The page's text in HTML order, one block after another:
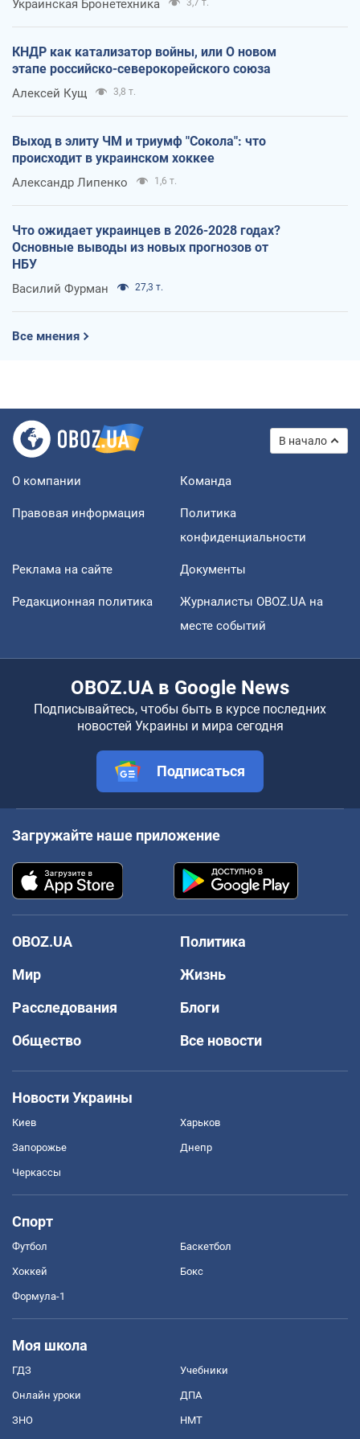
Украинская Бронетехника
КНДР как катализатор войны, или О новом
этапе российско-северокорейского союза
Алексей Кущ 3,8 т.
Выход в элиту ЧМ и триумф "Сокола": что
происходит в украинском хоккее
Александр Липенко 1,6 т.
Что ожидает украинцев в 2026-2028 годах?
Основные выводы из новых прогнозов от
НБУ
Василий Фурман 27,3 т.
Все мнения
В начало
О компании Команда
Правовая информация
Политика
конфиденциальности
Реклама на сайте Документы
Редакционная политика
Журналисты OBOZ.UA на
месте событий
OBOZ.UA в Google News
Подписывайтесь, чтобы быть в курсе последних
новостей Украины и мира сегодня
Подписаться
Загружайте наше приложение
OBOZ.UA
Политика
Мир
Жизнь
Расследования
Блоги
Общество
Все новости
Новости Украины
Киев Харьков
Запорожье Днепр
Черкассы
Спорт
Футбол Баскетбол
Хоккей Бокс
Формула-1
Моя школа
ГДЗ Учебники
Онлайн уроки ДПА
ЗНО НМТ